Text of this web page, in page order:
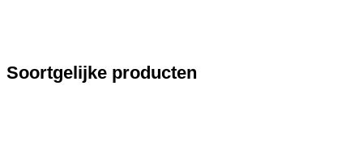
Soortgelijke producten